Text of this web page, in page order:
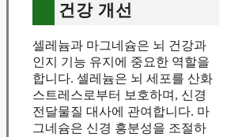
건강 개선
셀레늄과 마그네슘은 뇌 건강과
인지 기능 유지에 중요한 역할을
합니다. 셀레늄은 뇌 세포를 산화
스트레스로부터 보호하며, 신경
전달물질 대사에 관여합니다. 마
그네슘은 신경 흥분성을 조절하